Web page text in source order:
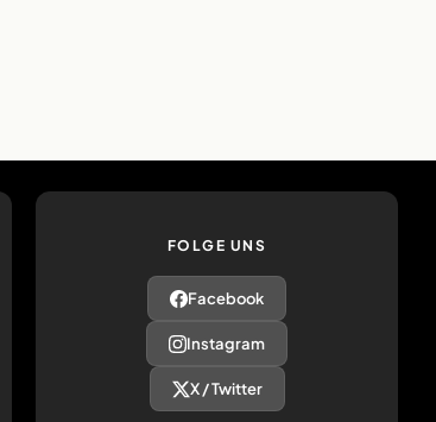
FOLGE UNS
Facebook
Instagram
X / Twitter